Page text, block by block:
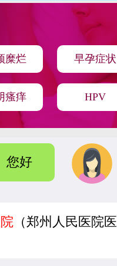
糜烂 早孕症状
瘙痒 HPV
您好
（郑州人民医院医